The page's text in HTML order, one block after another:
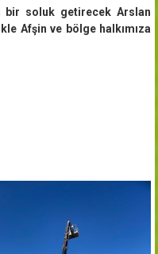
bir soluk getirecek Arslan
Afşin ve bölge halkımıza